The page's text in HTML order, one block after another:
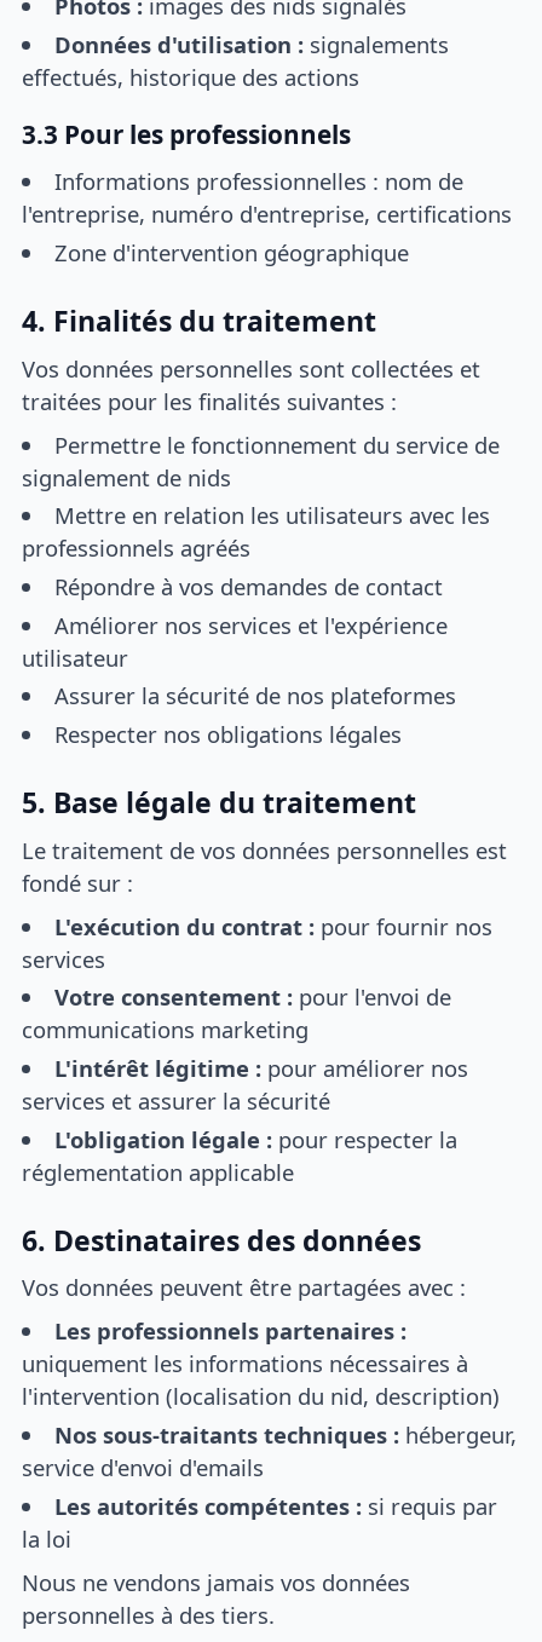
Données d'utilisation :signalements
effectués, historique des actions
3.3 Pour les professionnels
Informations professionnelles : nom de
l'entreprise, numéro d'entreprise, certifications
Zone d'intervention géographique
4. Finalités du traitement
Vos données personnelles sont collectées et
traitées pour les finalités suivantes :
Permettre le fonctionnement du service de
signalement de nids
Mettre en relation les utilisateurs avec les
professionnels agréés
Répondre à vos demandes de contact
Améliorer nos services et l'expérience
utilisateur
Assurer la sécurité de nos plateformes
Respecter nos obligations légales
5. Base légale du traitement
Le traitement de vos données personnelles est
fondé sur :
L'exécution du contrat :pour fournir nos
services
Votre consentement :pour l'envoi de
communications marketing
L'intérêt légitime :pour améliorer nos
services et assurer la sécurité
L'obligation légale :pour respecter la
réglementation applicable
6. Destinataires des données
Vos données peuvent être partagées avec :
Les professionnels partenaires :
uniquement les informations nécessaires à
l'intervention (localisation du nid, description)
Nos sous-traitants techniques :hébergeur,
service d'envoi d'emails
Les autorités compétentes :si requis par
la loi
Nous ne vendons jamais vos données
personnelles à des tiers.